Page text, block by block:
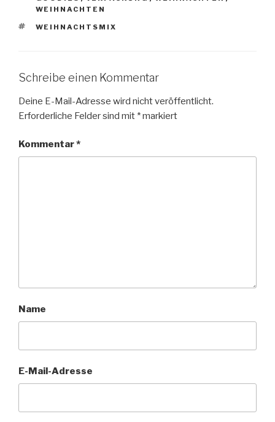
WEIHNACHTEN
SCHLAGWÖRTER
WEIHNACHTSMIX
Schreibe einen Kommentar
Deine E-Mail-Adresse wird nicht veröffentlicht.
Erforderliche Felder sind mit *markiert
Kommentar*
Name
E-Mail-Adresse